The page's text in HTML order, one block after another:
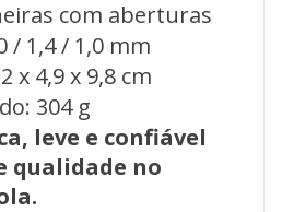
com aberturas
/ 1,4 / 1,0 mm
x 4,9 x 9,8 cm
304 g
leve e confiável
qualidade no